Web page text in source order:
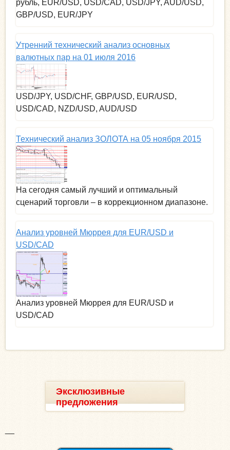
рубль, EUR/USD, USD/CAD, USD/JPY, AUD/USD,
GBP/USD, EUR/JPY
Утренний технический анализ основных
валютных пар на 01 июля 2016
USD/JPY, USD/CHF, GBP/USD, EUR/USD,
USD/CAD, NZD/USD, AUD/USD
Технический анализ ЗОЛОТА на 05 ноября 2015
На сегодня самый лучший и оптимальный
сценарий торговли – в коррекционном диапазоне.
Анализ уровней Мюррея для EUR/USD и
USD/CAD
Анализ уровней Мюррея для EUR/USD и
USD/CAD
Эксклюзивные
предложения